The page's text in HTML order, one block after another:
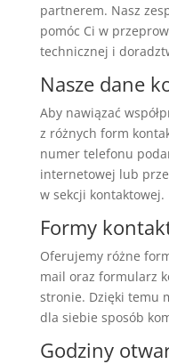
partnerem. Nasz
pomóc Ci w
technicznej i
Nasze dane
Aby nawiązać
z różnych form
numer telefonu
internetowej lub
w sekcji kontaktowej.
Formy
Oferujemy różne
mail oraz formularz
stronie. Dzięki temu
dla siebie sposób
Godziny